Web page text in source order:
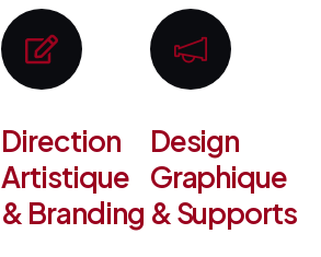
Direction
Artistique
& Branding
Design
Graphique
& Supports